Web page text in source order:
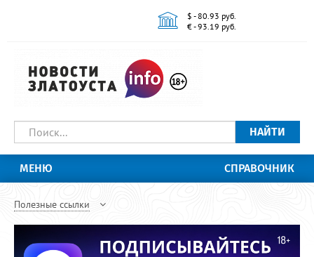
$ - 80.93 руб.
€ - 93.19 руб.
НАЙТИ
МЕНЮ СПРАВОЧНИК
Полезные ссылки